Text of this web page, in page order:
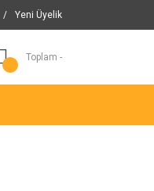
/ Yeni Üyelik
Toplam -